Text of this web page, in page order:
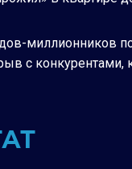
миллионников
с конкурентами,